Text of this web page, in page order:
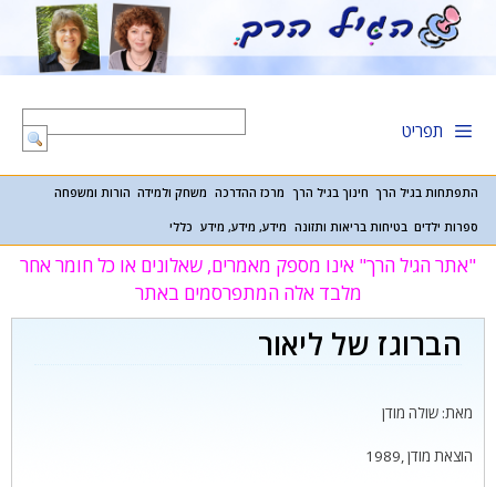
לתוכן
תפריט
התפתחות בגיל הרך חינוך בגיל הרך מרכז ההדרכה משחק ולמידה הורות ומשפחה
ספרות ילדים בטיחות בריאות ותזונה מידע, מידע, מידע כללי
"אתר הגיל הרך" אינו מספק מאמרים, שאלונים או כל חומר אחר
מלבד אלה המתפרסמים באתר
הברוגז של ליאור
מאת: שולה מודן
הוצאת מודן ,1989